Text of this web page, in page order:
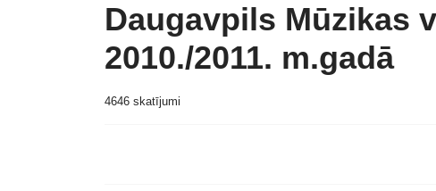
Daugavpils Mūzikas
2010./2011. m.gadā
4646 skatījumi